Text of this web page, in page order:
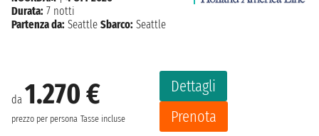
da 1.270 €
prezzo per persona Tasse incluse
Dettagli
Prenota
Durata: 7 notti
Partenza da: Seattle Sbarco: Seattle